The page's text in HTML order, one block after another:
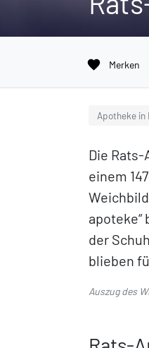
favorite Merken
Apotheke in
Die
einem
apoteke“
der
blieben
Auszug des